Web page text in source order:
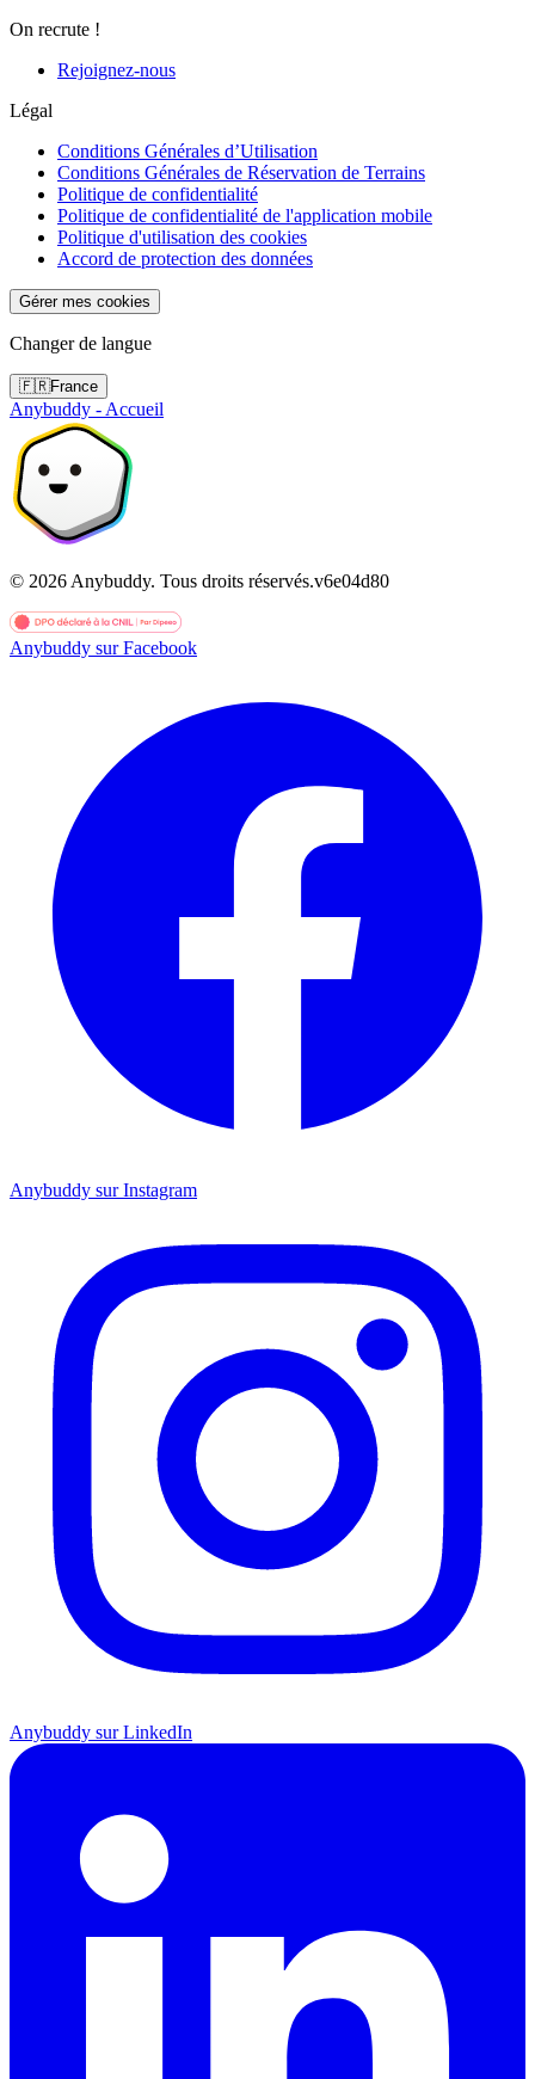
On recrute !
Rejoignez-nous
Légal
Conditions Générales d’Utilisation
Conditions Générales de Réservation de Terrains
Politique de confidentialité
Politique de confidentialité de l'application mobile
Politique d'utilisation des cookies
Accord de protection des données
Gérer mes cookies
Changer de langue
🇫🇷France
Anybuddy - Accueil
© 2026 Anybuddy. Tous droits réservés.v6e04d80
Anybuddy sur Facebook
Anybuddy sur Instagram
Anybuddy sur LinkedIn